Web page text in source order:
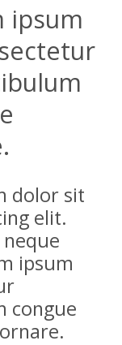
ipsum
dolor sit
elit.
ipsum
congue